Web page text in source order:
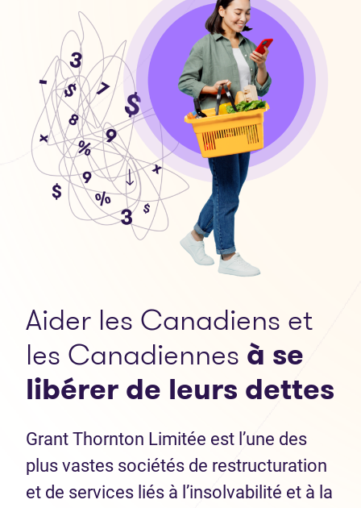
Aider les Canadiens et
les Canadiennes à se
libérer de leurs dettes
Grant Thornton Limitée est l’une des
plus vastes sociétés de restructuration
et de services liés à l’insolvabilité et à la